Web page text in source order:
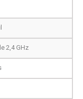
2,4 GHz